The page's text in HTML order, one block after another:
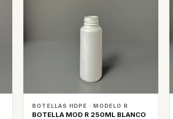
BOTELLAS HDPE · MODELO R
BOTELLA MOD R 250ML BLANCO